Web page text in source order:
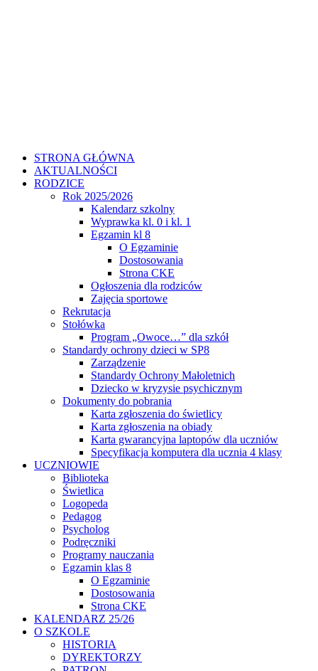
STRONA GŁÓWNA
AKTUALNOŚCI
RODZICE
Rok 2025/2026
Kalendarz szkolny
Wyprawka kl. 0 i kl. 1
Egzamin kl 8
O Egzaminie
Dostosowania
Strona CKE
Ogłoszenia dla rodziców
Zajęcia sportowe
Rekrutacja
Stołówka
Program „Owoce…” dla szkół
Standardy ochrony dzieci w SP8
Zarządzenie
Standardy Ochrony Małoletnich
Dziecko w kryzysie psychicznym
Dokumenty do pobrania
Karta zgłoszenia do świetlicy
Karta zgłoszenia na obiady
Karta gwarancyjna laptopów dla uczniów
Specyfikacja komputera dla ucznia 4 klasy
UCZNIOWIE
Biblioteka
Świetlica
Logopeda
Pedagog
Psycholog
Podręczniki
Programy nauczania
Egzamin klas 8
O Egzaminie
Dostosowania
Strona CKE
KALENDARZ 25/26
O SZKOLE
HISTORIA
DYREKTORZY